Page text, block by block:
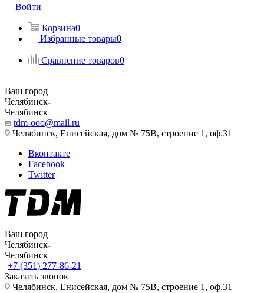
Войти
Корзина0
Избранные товары0
Сравнение товаров0
Ваш город
Челябинск
Челябинск
tdm-ooo@mail.ru
Челябинск, Енисейская, дом № 75В, строение 1, оф.31
Вконтакте
Facebook
Twitter
Ваш город
Челябинск
Челябинск
+7 (351) 277-86-21
Заказать звонок
Челябинск, Енисейская, дом № 75В, строение 1, оф.31